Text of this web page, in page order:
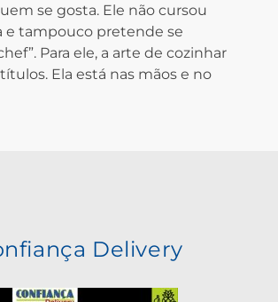
se gosta. Ele não cursou
e tampouco pretende se
Para ele, a arte de cozinhar
Ela está nas mãos e no
Delivery